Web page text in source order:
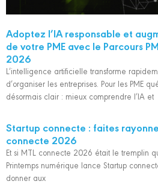
Adoptez l’IA responsable et
de votre PME avec le Parcours
2026
L’intelligence artificielle transforme
d’organiser les entreprises. Pour les PME
désormais clair : mieux comprendre l’IA et
Startup connecte : faites
connecte 2026
Et si MTL connecte 2026 était le tremplin
Printemps numérique lance Startup
donner aux